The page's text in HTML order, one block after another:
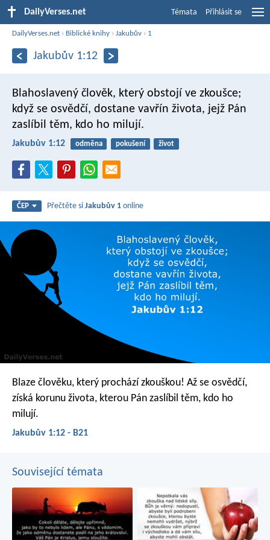
DailyVerses.net Témata Přihlásit se
DailyVerses.net › Biblické knihy ›Jakubův › 1
Jakubův 1:12
Blahoslavený člověk, který obstojí ve zkoušce;
když se osvědčí, dostane vavřín života, jejž Pán
zaslíbil těm, kdo ho milují.
Jakubův 1:12 odměna pokušení život
ČEP Přečtěte siJakubův 1 online
Blaze člověku, který prochází zkouškou! Až se osvědčí,
získá korunu života, kterou Pán zaslíbil těm, kdo ho
milují.
Jakubův 1:12 - B21
Související témata